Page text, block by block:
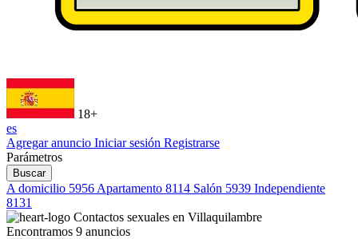
18+
es
Agregar anuncio Iniciar sesión Registrarse
Parámetros
Buscar
A domicilio 5956 Apartamento 8114 Salón 5939 Independiente
8131
Contactos sexuales en Villaquilambre
Encontramos 9 anuncios